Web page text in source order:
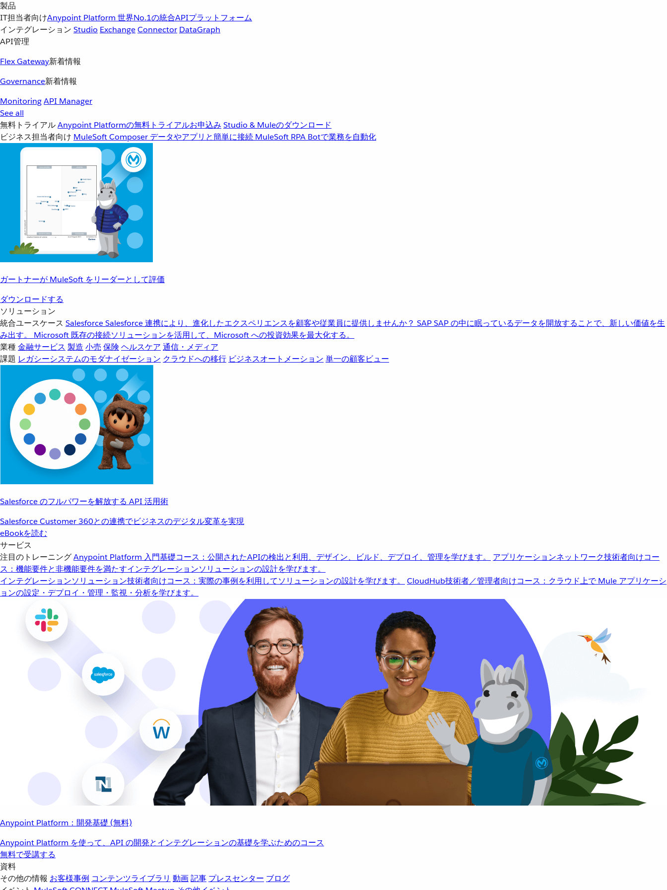
製品
IT担当者向けAnypoint Platform 世界No.1の統合APIプラットフォーム
インテグレーション Studio ExchangeConnector DataGraph
API管理
Flex Gateway新着情報
Governance新着情報
MonitoringAPI Manager
See all
無料トライアルAnypoint Platformの無料トライアルお申込み Studio & Muleのダウンロード
ビジネス担当者向け MuleSoft Composer データやアプリと簡単に接続 MuleSoft RPA Botで業務を自動化
ガートナーが MuleSoft をリーダーとして評価
ダウンロードする
ソリューション
統合ユースケース SalesforceSalesforce 連携により、進化したエクスペリエンスを顧客や従業員に提供しませんか？ SAPSAP の中に眠っているデータを開放することで、新しい価値を生
み出す。
Microsoft 既存の接続ソリューションを活用して、Microsoft への投資効果を最大化する。
業種金融サービス 製造 小売 保険 ヘルスケア 通信・メディア
課題 レガシーシステムのモダナイゼーション クラウドへの移行 ビジネスオートメーション 単一の顧客ビュー
Salesforce のフルパワーを解放する API 活用術
Salesforce Customer 360との連携でビジネスのデジタル変革を実現
eBookを読む
サービス
注目のトレーニングAnypoint Platform 入門基礎コース：公開されたAPIの検出と利用、デザイン、ビルド、デプロイ、管理を学びます。 アプリケーションネットワーク技術者向けコー
ス：機能要件と非機能要件を満たすインテグレーションソリューションの設計を学びます。
インテグレーションソリューション技術者向けコース：実際の事例を利用してソリューションの設計を学びます。 CloudHub技術者／管理者向けコース：クラウド上で Mule アプリケーシ
ョンの設定・デプロイ・管理・監視・分析を学びます。
Anypoint Platform：開発基礎 (無料)
Anypoint Platform を使って、API の開発とインテグレーションの基礎を学ぶためのコース
無料で受講する
資料
その他の情報 お客様事例 コンテンツライブラリ 動画記事 プレスセンター ブログ